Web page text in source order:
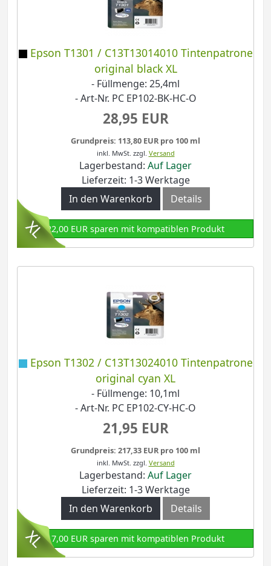
Epson T1301 / C13T13014010 Tintenpatrone
original black XL
- Füllmenge: 25,4ml
- Art-Nr. PC EP102-BK-HC-O
28,95 EUR
Grundpreis: 113,80 EUR pro 100 ml
inkl. MwSt. zzgl. Versand
Lagerbestand: Auf Lager
Lieferzeit: 1-3 Werktage
In den Warenkorb
Details
22,00 EUR sparen mit kompatiblen Produkt
Epson T1302 / C13T13024010 Tintenpatrone
original cyan XL
- Füllmenge: 10,1ml
- Art-Nr. PC EP102-CY-HC-O
21,95 EUR
Grundpreis: 217,33 EUR pro 100 ml
inkl. MwSt. zzgl. Versand
Lagerbestand: Auf Lager
Lieferzeit: 1-3 Werktage
In den Warenkorb
Details
17,00 EUR sparen mit kompatiblen Produkt